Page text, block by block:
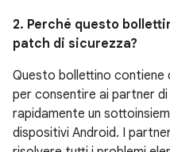
2. Perché questo
patch di sicurezza?
Questo bollettino contiene
per consentire ai partner
rapidamente un
dispositivi Android. I